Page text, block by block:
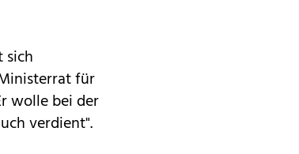
sich
für
wolle bei der
verdient".